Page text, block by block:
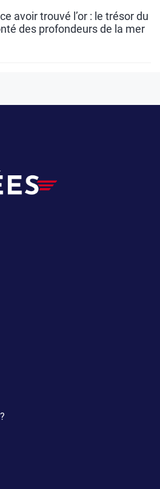
avoir trouvé l’or : le trésor du
des profondeurs de la mer